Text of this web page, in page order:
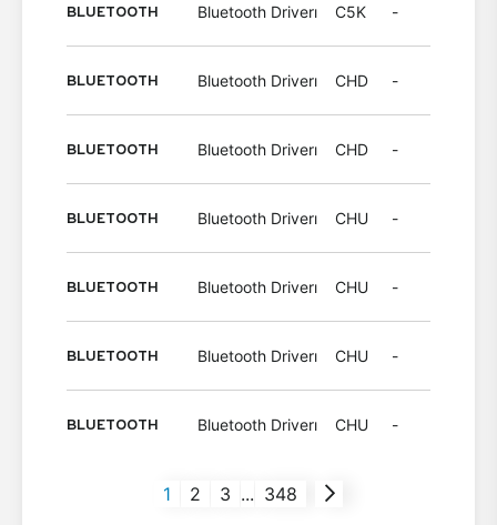
BLUETOOTH Bluetooth Driverı C5K -
BLUETOOTH Bluetooth Driverı CHD -
BLUETOOTH Bluetooth Driverı CHD -
BLUETOOTH Bluetooth Driverı CHU -
BLUETOOTH Bluetooth Driverı CHU -
BLUETOOTH Bluetooth Driverı CHU -
BLUETOOTH Bluetooth Driverı CHU -
1 2 3 ... 348